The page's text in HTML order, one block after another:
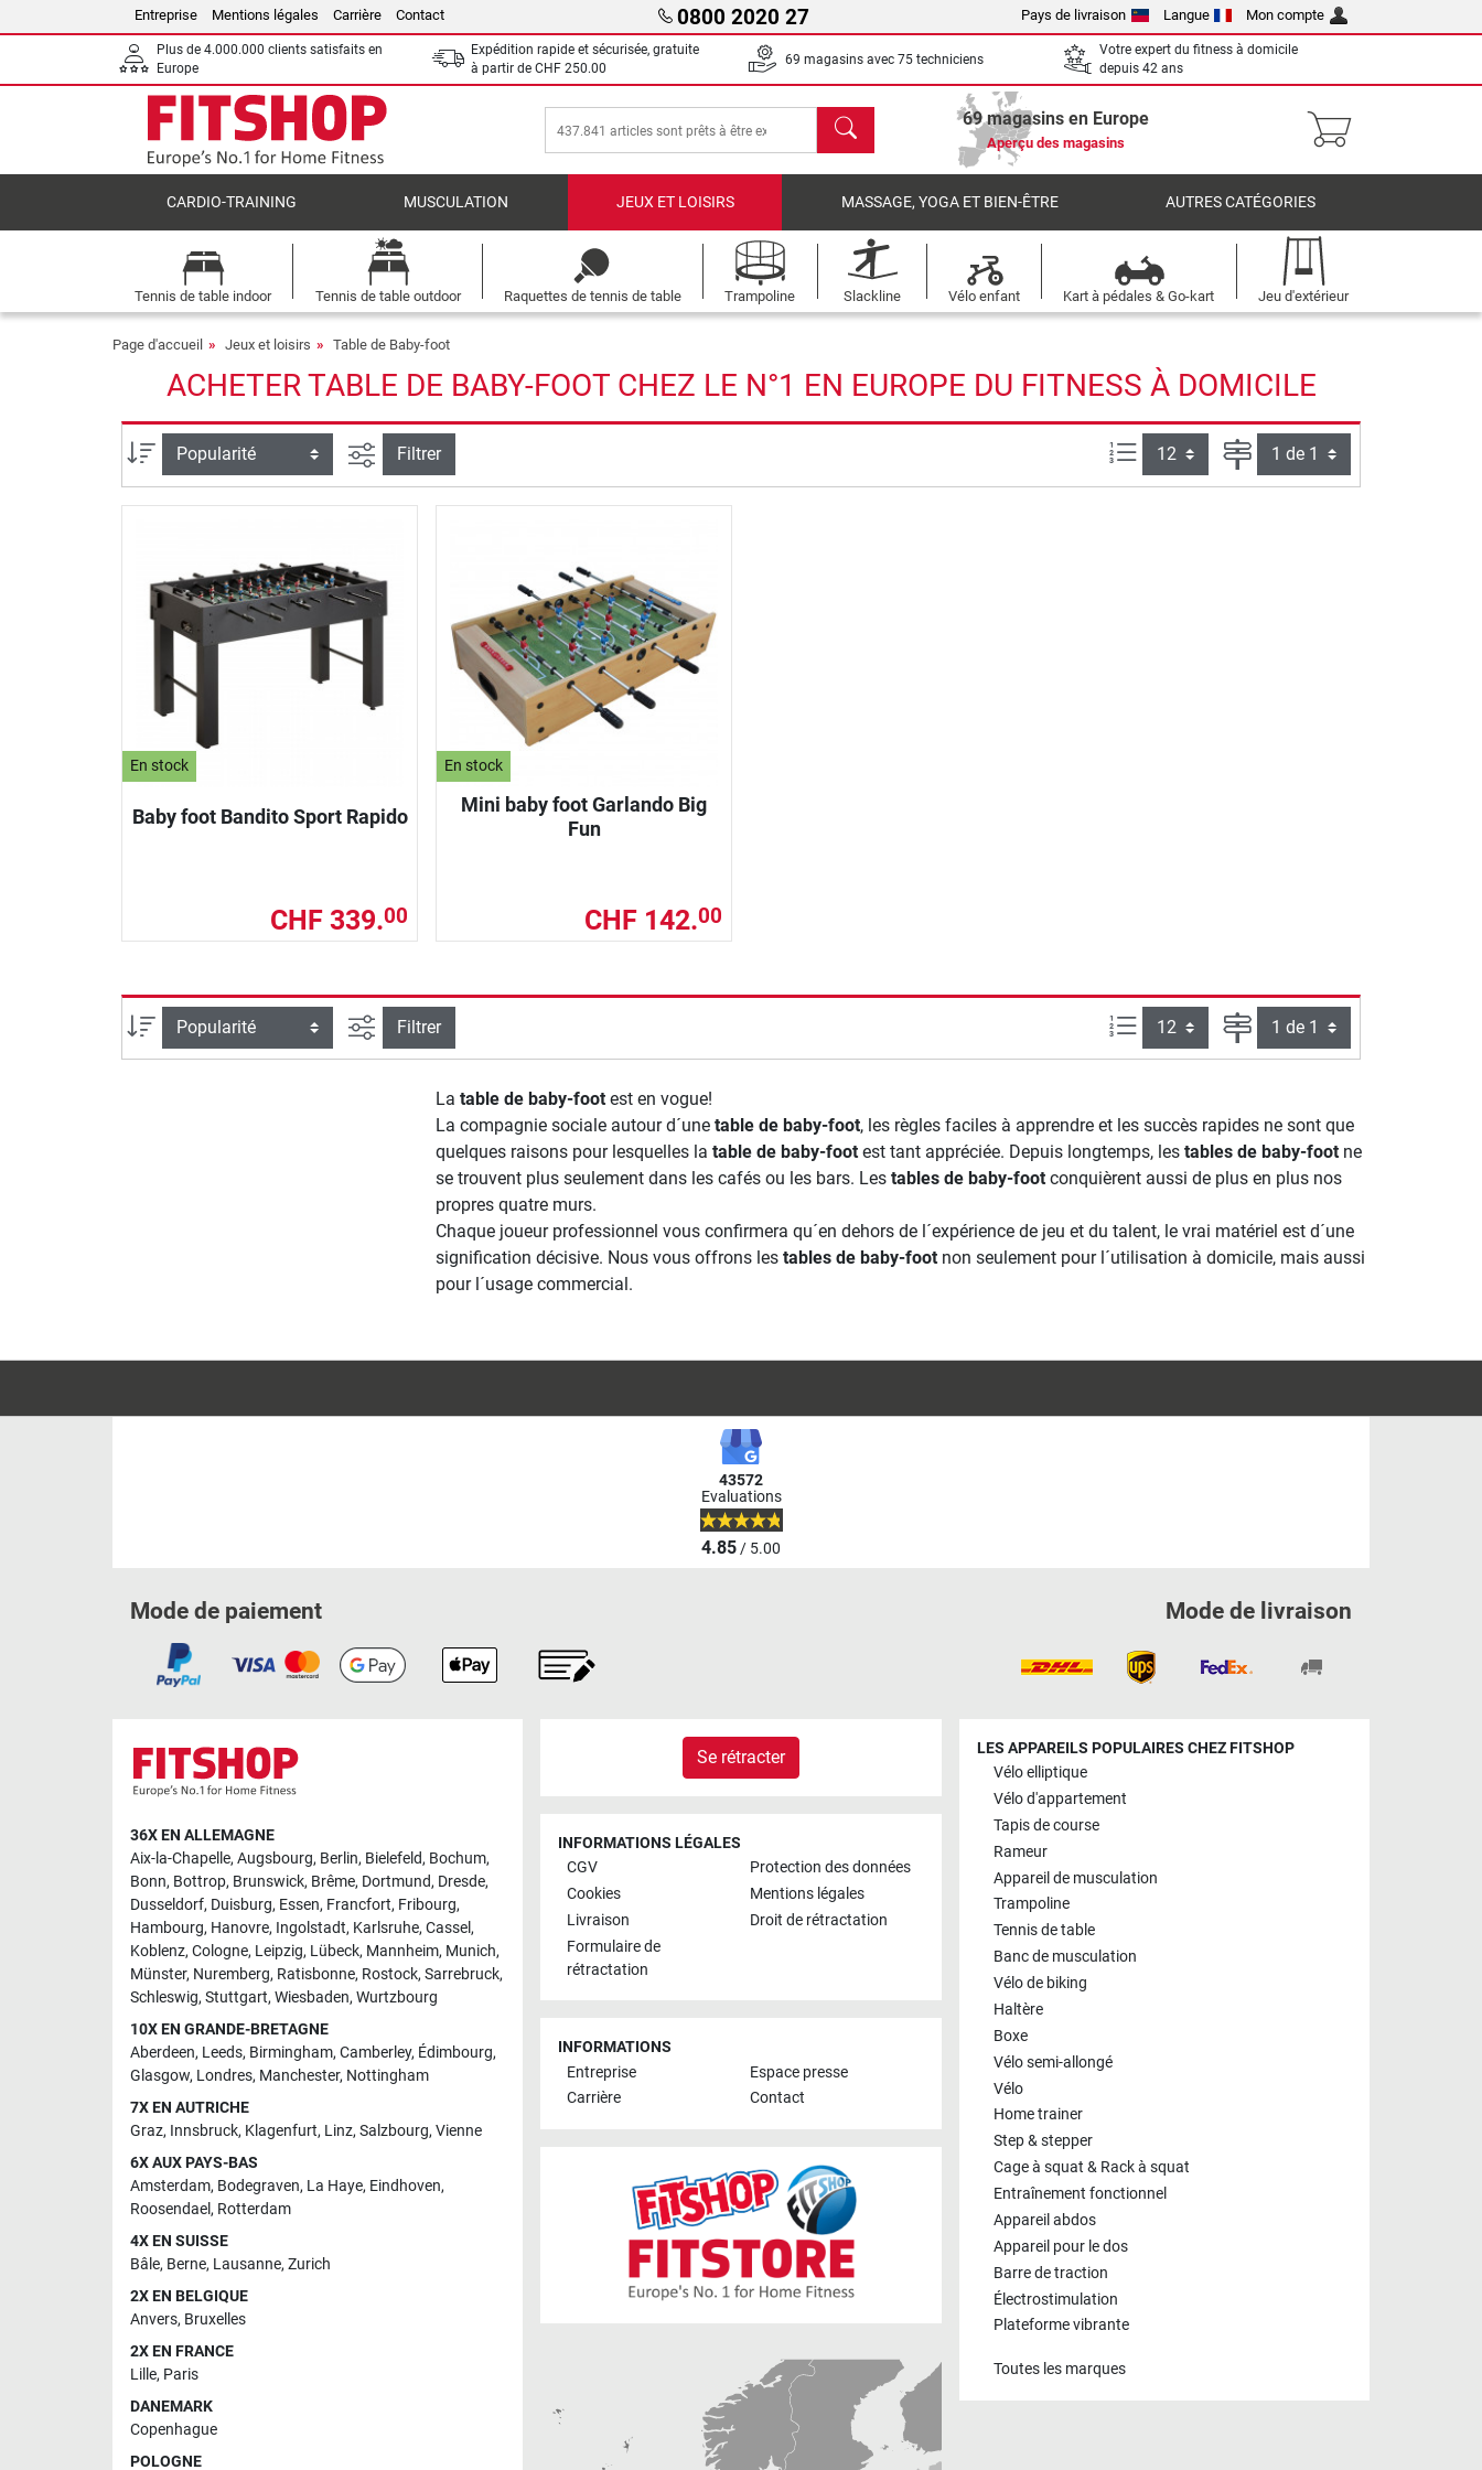
Entreprise Mentions légales Carrière Contact 0800 2020 27 Pays de livraison Langue Mon compte
Plus de 4.000.000 clients satisfaits en
Europe
Expédition rapide et sécurisée, gratuite
à partir de CHF 250.00
69 magasins avec 75 techniciens
Votre expert du fitness à domicile
depuis 42 ans
chercher 69 magasins en Europe
Aperçu des magasins
CARDIO-TRAINING MUSCULATION JEUX ET LOISIRS MASSAGE, YOGA ET BIEN-ÊTRE AUTRES CATÉGORIES
Tennis de table indoor Tennis de table outdoor Raquettes de tennis de table Trampoline Slackline Vélo enfant Kart à pédales & Go-kart Jeu d'extérieur
Page d'accueil Jeux et loisirs Table de Baby-foot
ACHETER TABLE DE BABY-FOOT CHEZ LE N°1 EN EUROPE DU FITNESS À DOMICILE
Trier par Filtrer la recherche
Filtrer Articles par page :Page
En stock
Baby foot Bandito Sport Rapido
CHF 339.00
En stock
Mini baby foot Garlando Big
Fun
CHF 142.00
Trier par Filtrer la recherche
Filtrer Articles par page :Page
La table de baby-footest en vogue!
La compagnie sociale autour d´une table de baby-foot, les règles faciles à apprendre et les succès rapides ne sont que
quelques raisons pour lesquelles la table de baby-footest tant appréciée. Depuis longtemps, les tables de baby-footne
se trouvent plus seulement dans les cafés ou les bars. Les tables de baby-footconquièrent aussi de plus en plus nos
propres quatre murs.
Chaque joueur professionnel vous confirmera qu´en dehors de l´expérience de jeu et du talent, le vrai matériel est d´une
signification décisive. Nous vous offrons les tables de baby-footnon seulement pour l´utilisation à domicile, mais aussi
pour l´usage commercial.
43572
Evaluations
4.85/ 5.00
Mode de paiement Mode de livraison
36X EN ALLEMAGNE
Aix-la-Chapelle, Augsbourg, Berlin, Bielefeld, Bochum,
Bonn, Bottrop, Brunswick, Brême, Dortmund, Dresde,
Dusseldorf, Duisburg, Essen, Francfort, Fribourg,
Hambourg, Hanovre, Ingolstadt, Karlsruhe, Cassel,
Koblenz, Cologne, Leipzig, Lübeck, Mannheim, Munich,
Münster, Nuremberg, Ratisbonne, Rostock, Sarrebruck,
Schleswig, Stuttgart, Wiesbaden, Wurtzbourg
10X EN GRANDE-BRETAGNE
Aberdeen, Leeds, Birmingham, Camberley, Édimbourg,
Glasgow, Londres, Manchester, Nottingham
7X EN AUTRICHE
Graz, Innsbruck, Klagenfurt, Linz, Salzbourg, Vienne
6X AUX PAYS-BAS
Amsterdam, Bodegraven, La Haye, Eindhoven,
Roosendael, Rotterdam
4X EN SUISSE
Bâle, Berne, Lausanne, Zurich
2X EN BELGIQUE
Anvers, Bruxelles
2X EN FRANCE
Lille, Paris
DANEMARK
Copenhague
POLOGNE
Se rétracter
INFORMATIONS LÉGALES
CGV
Protection des données
Cookies
Mentions légales
Livraison
Droit de rétractation
Formulaire de
rétractation
INFORMATIONS
Entreprise
Espace presse
Carrière
Contact
LES APPAREILS POPULAIRES CHEZ FITSHOP
Vélo elliptique
Vélo d'appartement
Tapis de course
Rameur
Appareil de musculation
Trampoline
Tennis de table
Banc de musculation
Vélo de biking
Haltère
Boxe
Vélo semi-allongé
Vélo
Home trainer
Step & stepper
Cage à squat & Rack à squat
Entraînement fonctionnel
Appareil abdos
Appareil pour le dos
Barre de traction
Électrostimulation
Plateforme vibrante
Toutes les marques